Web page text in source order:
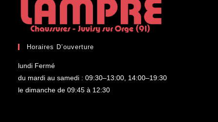
Horaires D’ouverture
lundi Fermé
du mardi au samedi : 09:30–13:00, 14:00–19:30
le dimanche de 09:45 à 12:30